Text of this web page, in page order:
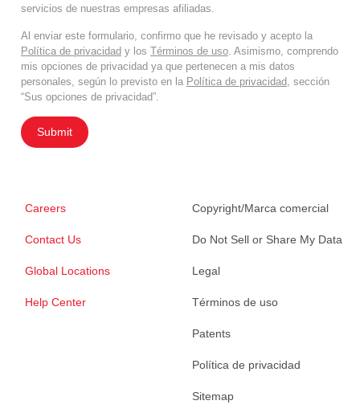
servicios de nuestras empresas afiliadas.
Al enviar este formulario, confirmo que he revisado y acepto la
Política de privacidad y los Términos de uso . Asimismo, comprendo
mis opciones de privacidad ya que pertenecen a mis datos
personales, según lo previsto en la Política de privacidad , sección
“Sus opciones de privacidad”.
Submit
Careers
Contact Us
Global Locations
Help Center
Copyright/Marca comercial
Do Not Sell or Share My Data
Legal
Términos de uso
Patents
Política de privacidad
Sitemap